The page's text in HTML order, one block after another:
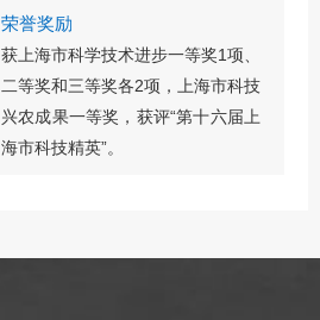
荣誉奖励
获上海市科学技术进步一等奖1项、
二等奖和三等奖各2项，上海市科技
兴农成果一等奖，获评“第十六届上
海市科技精英”。